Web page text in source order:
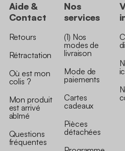
Aide &
Contact
Retours
Rétractation
Où est mon
colis ?
Mon produit
est arrivé
abîmé
Questions
fréquentes
Nos
services
(1) Nos
modes de
livraison
Mode de
paiements
Cartes
cadeaux
Pièces
détachées